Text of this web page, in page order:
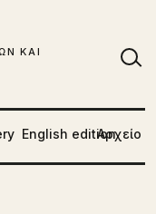
ΚΑΙ
English editionΑρχείο